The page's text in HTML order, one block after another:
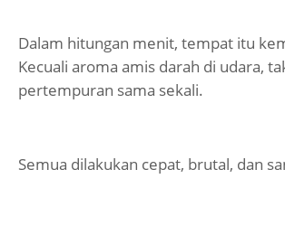
Dalam hitungan menit, tempat itu
Kecuali aroma amis darah di udara,
pertempuran sama sekali.
Semua dilakukan cepat, brutal, dan